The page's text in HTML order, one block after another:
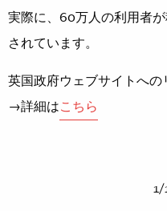
実際に、60万人の利用者
されています。
英国政府ウェブサイトへの
→詳細はこちら
1/